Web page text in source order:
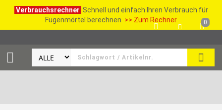
Verbrauchsrechner Schnell und einfach Ihren Verbrauch für
Fugenmörtel berechnen >> Zum Rechner
SUCHE
0